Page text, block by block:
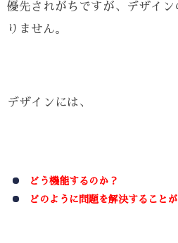
優先されがちですが、デザイ
りません。
デザインには、
どう機能するのか？
どのように問題を解決すること